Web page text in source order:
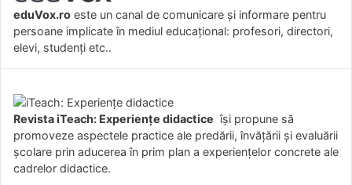
eduVox.ro este un canal de comunicare și informare pentru
persoane implicate în mediul educațional: profesori, directori,
elevi, studenți etc..
Revista iTeach: Experienţe didactice îşi propune să
promoveze aspectele practice ale predării, învăţării şi evaluării
şcolare prin aducerea în prim plan a experienţelor concrete ale
cadrelor didactice.